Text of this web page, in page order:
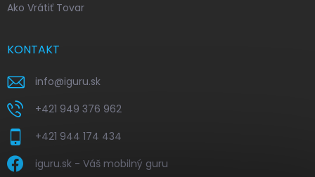
Ako Vrátiť Tovar
KONTAKT
info@iguru.sk
+421 949 376 962
+421 944 174 434
iguru.sk - Váš mobilný guru